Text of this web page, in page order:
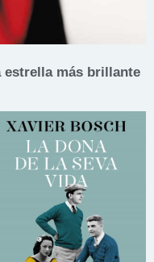
estrella más brillante